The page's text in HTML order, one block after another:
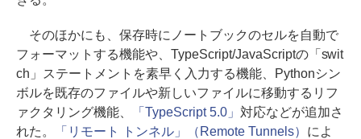
そのほかにも、保存時にノートブックのセルを自動で
フォーマットする機能や、TypeScript/JavaScriptの「swit
ch」ステートメントを素早く入力する機能、Pythonシン
ボルを既存のファイルや新しいファイルに移動するリフ
ァクタリング機能、
「TypeScript 5.0」 対応などが追加さ
れた。
「リモート トンネル」（Remote Tunnels） によ